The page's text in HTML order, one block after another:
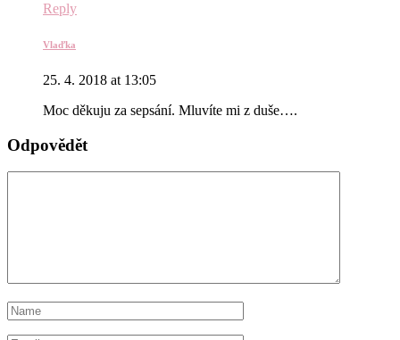
Reply
Vlaďka
25. 4. 2018 at 13:05
Moc děkuju za sepsání. Mluvíte mi z duše….
Odpovědět